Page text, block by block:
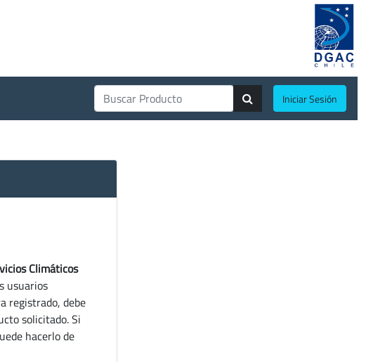
Iniciar Sesión
Climáticos
usuarios
registrado, debe
solicitado. Si
hacerlo de